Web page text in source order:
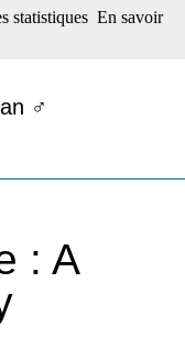
♂
: A
statistiques En savoir